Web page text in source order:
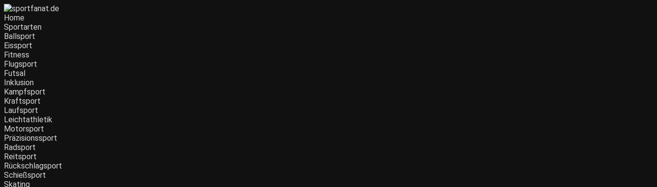
Zum
Inhalt
wechseln
Home
Sportarten
Ballsport
Eissport
Fitness
Flugsport
Futsal
Inklusion
Kampfsport
Kraftsport
Laufsport
Leichtathletik
Motorsport
Präzisionssport
Radsport
Reitsport
Rückschlagsport
Schießsport
Skating